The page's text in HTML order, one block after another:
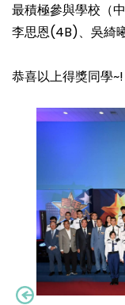
最積極參與學校（
李思恩(4B)、吳綺
恭喜以上得獎同學~!